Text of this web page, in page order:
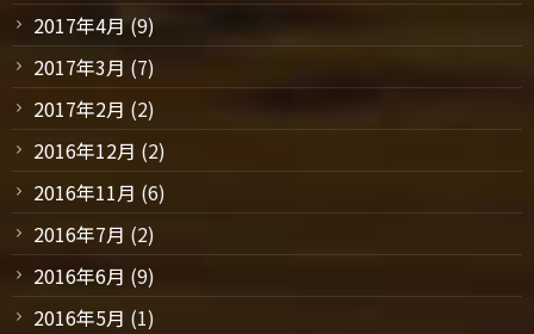
2017年4月 (9)
2017年3月 (7)
2017年2月 (2)
2016年12月 (2)
2016年11月 (6)
2016年7月 (2)
2016年6月 (9)
2016年5月 (1)